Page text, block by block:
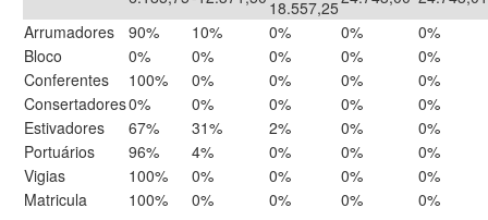
18.557,25
Arrumadores
90% 10% 0% 0%
0%
Bloco
0% 0% 0% 0%
0%
Conferentes
100% 0% 0% 0%
0%
Consertadores0% 0% 0% 0%
0%
Estivadores
67% 31% 2% 0%
0%
Portuários
96% 4% 0% 0%
0%
Vigias
100% 0% 0% 0%
0%
Matricula
100% 0% 0% 0% 0%